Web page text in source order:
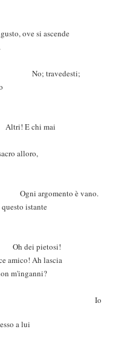
ove si ascende
mai
alloro,
è vano.
istante
amico! Ah lascia
m'inganni?
a lui